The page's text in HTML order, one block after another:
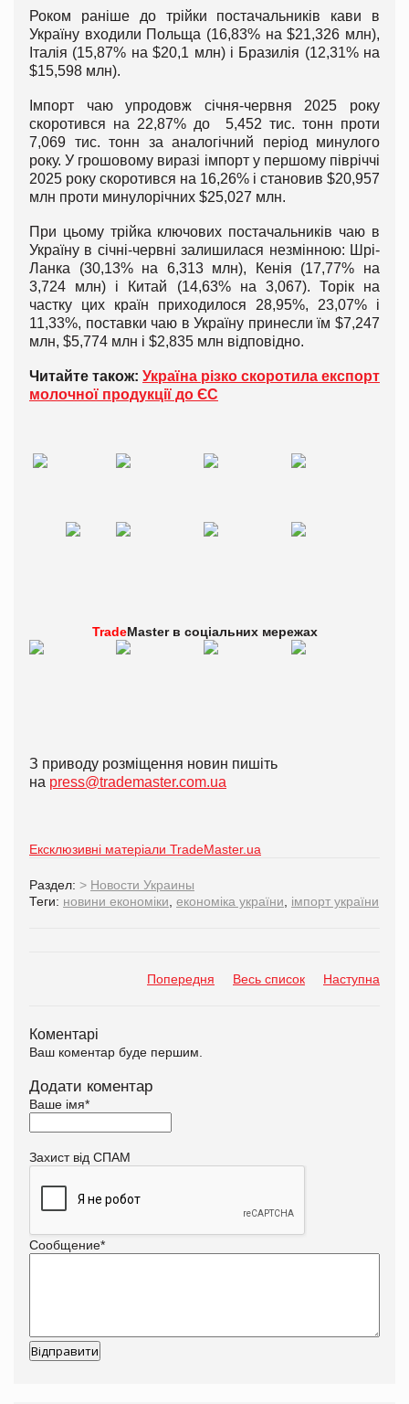
Роком раніше до трійки постачальників кави в
Україну входили Польща (16,83% на $21,326 млн),
Італія (15,87% на $20,1 млн) і Бразилія (12,31% на
$15,598 млн).
Імпорт чаю упродовж січня-червня 2025 року
скоротився на 22,87% до 5,452 тис. тонн проти
7,069 тис. тонн за аналогічний період минулого
року. У грошовому виразі імпорт у першому півріччі
2025 року скоротився на 16,26% і становив $20,957
млн проти минулорічних $25,027 млн.
При цьому трійка ключових постачальників чаю в
Україну в січні-червні залишилася незмінною: Шрі-
Ланка (30,13% на 6,313 млн), Кенія (17,77% на
3,724 млн) і Китай (14,63% на 3,067). Торік на
частку цих країн приходилося 28,95%, 23,07% і
11,33%, поставки чаю в Україну принесли їм $7,247
млн, $5,774 млн і $2,835 млн відповідно.
Читайте також: Україна різко скоротила експорт
молочної продукції до ЄС
TradeMaster в соціальних мережах
З приводу розміщення новин пишіть
на press@trademaster.com.ua
Ексклюзивні матеріали TradeMaster.ua
Раздел: > Новости Украины
Теги: новини економіки економіка україни імпорт україни
Попередня Весь список Наступна
Коментарі
Ваш коментар буде першим.
Додати коментар
Ваше імя*
Захист від СПАМ
Сообщение*